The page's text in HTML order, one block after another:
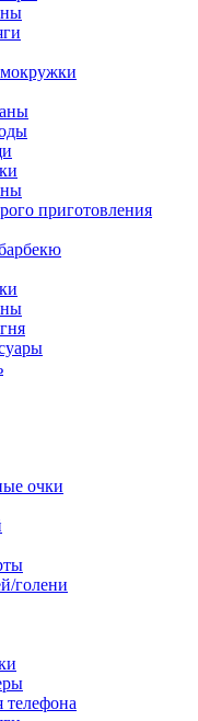
приготовления
очки
голени
телефона